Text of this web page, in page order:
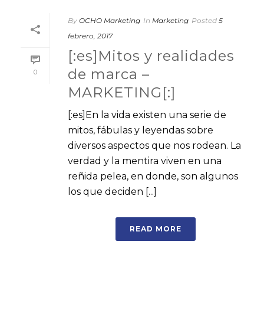
0
By OCHO Marketing In Marketing Posted 5
febrero, 2017
[:es]Mitos y realidades
de marca –
MARKETING[:]
[:es]En la vida existen una serie de
mitos, fábulas y leyendas sobre
diversos aspectos que nos rodean. La
verdad y la mentira viven en una
reñida pelea, en donde, son algunos
los que deciden [...]
READ MORE